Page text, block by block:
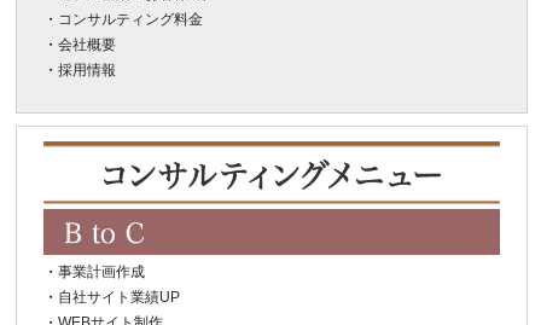
・ コンサルティング料金
・ 会社概要
・ 採用情報
・ 事業計画作成
・ 自社サイト業績UP